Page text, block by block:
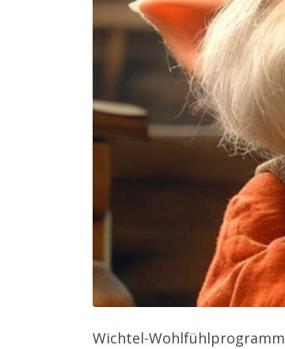
Wichtel-Wohlfühlprogramm